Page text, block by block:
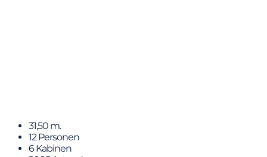
31,50 m.
12 Personen
6 Kabinen